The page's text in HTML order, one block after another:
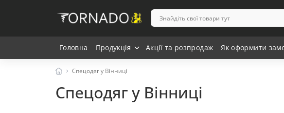
Головна Продукція Акції та розпродаж Як оформити
Спецодяг у Вінниці
Спецодяг у Вінниці